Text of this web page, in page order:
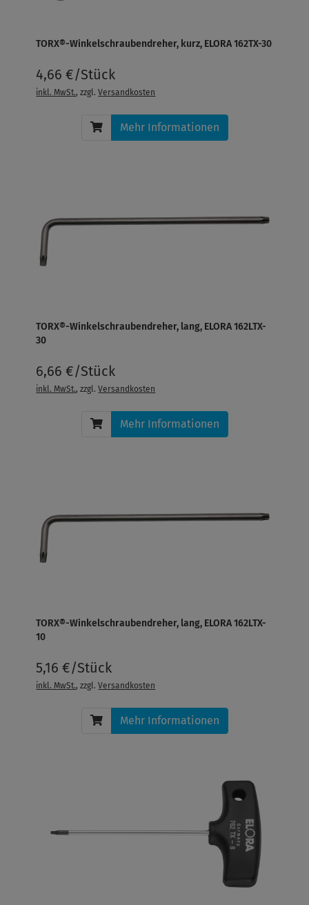
TORX®-Winkelschraubendreher, kurz, ELORA 162TX-30
4,66 €/Stück
inkl. MwSt., zzgl.Versandkosten
Mehr Informationen
TORX®-Winkelschraubendreher, lang, ELORA 162LTX-
30
6,66 €/Stück
inkl. MwSt., zzgl.Versandkosten
Mehr Informationen
TORX®-Winkelschraubendreher, lang, ELORA 162LTX-
10
5,16 €/Stück
inkl. MwSt., zzgl.Versandkosten
Mehr Informationen